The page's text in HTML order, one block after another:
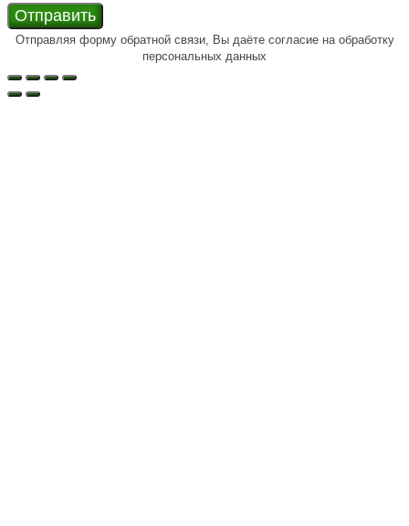
Отправить
Отправляя форму обратной связи, Вы даёте согласие на обработку
персональных данных